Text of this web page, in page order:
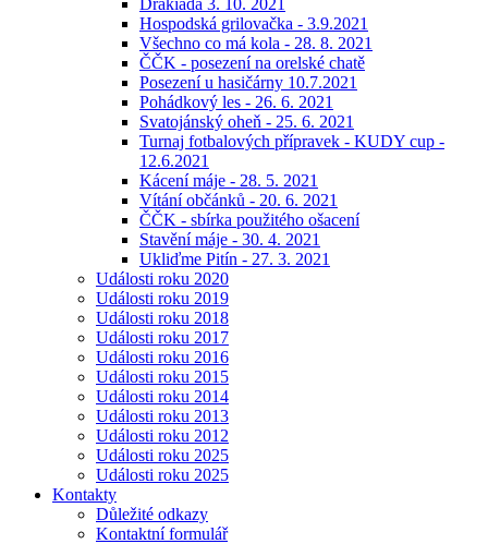
Drakiáda 3. 10. 2021
Hospodská grilovačka - 3.9.2021
Všechno co má kola - 28. 8. 2021
ČČK - posezení na orelské chatě
Posezení u hasičárny 10.7.2021
Pohádkový les - 26. 6. 2021
Svatojánský oheň - 25. 6. 2021
Turnaj fotbalových přípravek - KUDY cup -
12.6.2021
Kácení máje - 28. 5. 2021
Vítání občánků - 20. 6. 2021
ČČK - sbírka použitého ošacení
Stavění máje - 30. 4. 2021
Ukliďme Pitín - 27. 3. 2021
Události roku 2020
Události roku 2019
Události roku 2018
Události roku 2017
Události roku 2016
Události roku 2015
Události roku 2014
Události roku 2013
Události roku 2012
Události roku 2025
Události roku 2025
Kontakty
Důležité odkazy
Kontaktní formulář